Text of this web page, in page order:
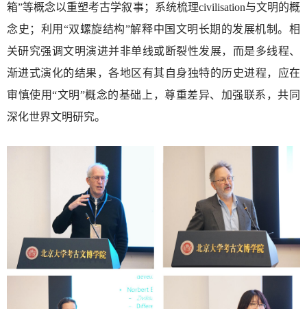
箱”等概念以重塑考古学叙事；系统梳理civilisation与文明的概
念史；利用“双螺旋结构”解释中国文明长期的发展机制。相
关研究强调文明演进并非单线或断裂性发展，而是多线程、
渐进式演化的结果，各地区有其自身独特的历史进程，应在
审慎使用“文明”概念的基础上，尊重差异、加强联系，共同
深化世界文明研究。